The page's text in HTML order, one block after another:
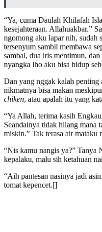
“Ya, cuma Daulah Khilafah
kesejahteraan. Allahuakbar.”
ngomong aku lapar nih, sudah
tersenyum sambil membawa
sambal, dua iris mentimun,
nyangka lho aku bisa hidup
Dan yang nggak kalah penting
nikmatnya bisa makan
chiken, atau apalah itu yang
“Ya Allah, terima kasih
Seandainya tidak hilang mana
miskin.” Tak terasa air mataku
“Nis kamu nangis ya?” Tanya
kepalaku, malu sih ketahuan
“Aih pantesan nasinya jadi
tomat kepencet.[]